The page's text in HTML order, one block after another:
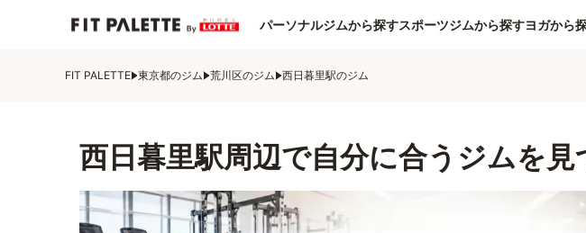
パーソナルジムから探すスポーツジムから探すヨガから
FIT PALETTE 東京都のジム 荒川区のジム 西日暮里駅のジム
西日暮里駅周辺で自分に合うジムを見